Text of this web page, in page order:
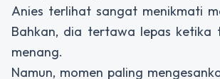
Anies terlihat sangat menikmati
Bahkan, dia tertawa lepas ketika
menang.
Namun, momen paling